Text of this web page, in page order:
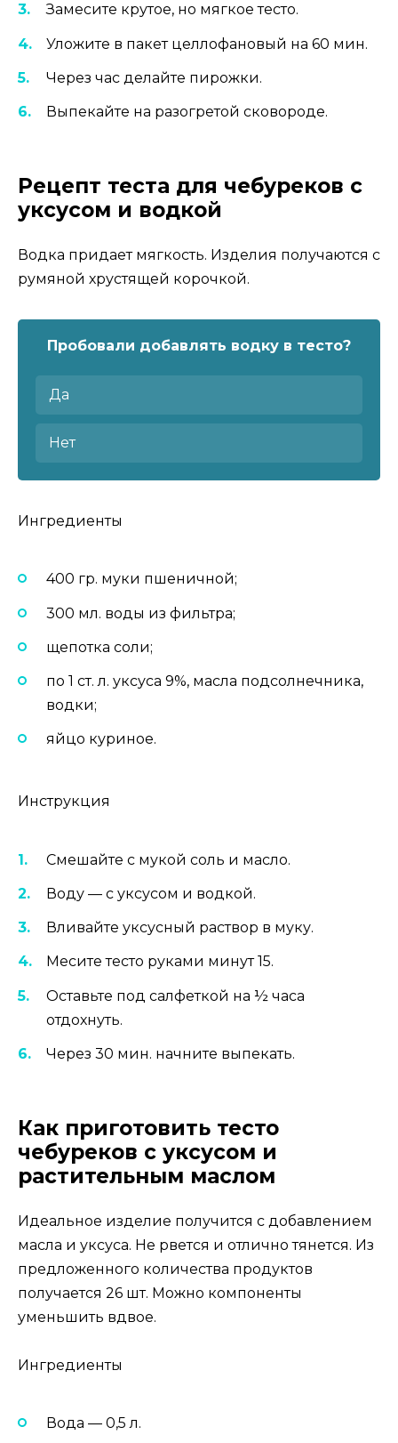
Замесите крутое, но мягкое тесто.
Уложите в пакет целлофановый на 60 мин.
Через час делайте пирожки.
Выпекайте на разогретой сковороде.
Рецепт теста для чебуреков с
уксусом и водкой
Водка придает мягкость. Изделия получаются с
румяной хрустящей корочкой.
Пробовали добавлять водку в тесто?
Да
Нет
Ингредиенты
400 гр. муки пшеничной;
300 мл. воды из фильтра;
щепотка соли;
по 1 ст. л. уксуса 9%, масла подсолнечника,
водки;
яйцо куриное.
Инструкция
Смешайте с мукой соль и масло.
Воду — с уксусом и водкой.
Вливайте уксусный раствор в муку.
Месите тесто руками минут 15.
Оставьте под салфеткой на ½ часа
отдохнуть.
Через 30 мин. начните выпекать.
Как приготовить тесто
чебуреков с уксусом и
растительным маслом
Идеальное изделие получится с добавлением
масла и уксуса. Не рвется и отлично тянется. Из
предложенного количества продуктов
получается 26 шт. Можно компоненты
уменьшить вдвое.
Ингредиенты
Вода — 0,5 л.